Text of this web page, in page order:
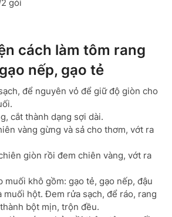
gói
cách làm tôm rang
nếp, gạo tẻ
để nguyên vỏ để giữ độ giòn cho
cắt thành dạng sợi dài.
vàng gừng và sả cho thơm, vớt ra
giòn rồi đem chiên vàng, vớt ra
muối khô gồm: gạo tẻ, gạo nếp, đậu
muối hột. Đem rửa sạch, để ráo, rang
bột mịn, trộn đều.